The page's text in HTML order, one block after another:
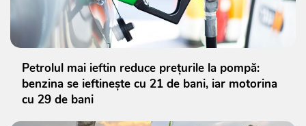
Petrolul mai ieftin reduce prețurile la pompă:
benzina se ieftinește cu 21 de bani, iar motorina
cu 29 de bani